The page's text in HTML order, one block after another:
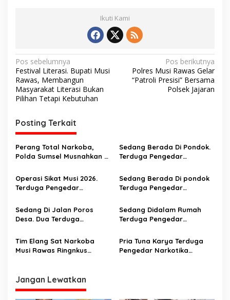
Ikuti Kami
N
a
v
g
a
s
p
o
s
Pos sebelumnya
Festival Literasi. Bupati Musi
Rawas, Membangun
Masyarakat Literasi Bukan
Pilihan Tetapi Kebutuhan
Pos berikutnya
Polres Musi Rawas Gelar
“Patroli Presisi” Bersama
Polsek Jajaran
Posting Terkait
Perang Total Narkoba,
Polda Sumsel Musnahkan 8
Jaringan Internasional
Sedang Berada Di Pondok.
Terduga Pengedar
Operasi Sikat Musi 2026.
Terduga Pengedar
Berada Di jalan Poros
Desa. Amankan 1 Kg Shabu
Sedang Berada Di pondok
Terduga Pengedar
Sedang Di Jalan Poros
Desa. Dua Terduga
Rupit Dan Rawas Ilir Musi
Rawas Utara Disergap
Sedang Didalam Rumah
Terduga Pengedar
Tim Elang Sat Narkoba
Musi Rawas Ringnkus
Pria Tuna Karya Terduga
Pengedar Narkotika
Jangan Lewatkan